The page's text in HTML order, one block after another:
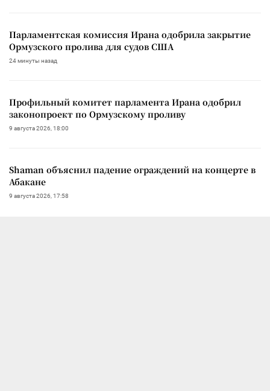
Парламентская комиссия Ирана одобрила закрытие
Ормузского пролива для судов США
24 минуты назад
Профильный комитет парламента Ирана одобрил
законопроект по Ормузскому проливу
9 августа 2026, 18:00
Shaman объяснил падение ограждений на концерте в
Абакане
9 августа 2026, 17:58